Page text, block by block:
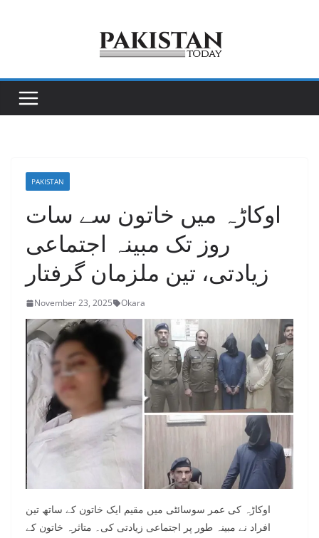
PAKISTAN
اوکاڑہ میں خاتون سے سات
روز تک مبینہ اجتماعی
زیادتی، تین ملزمان گرفتار
November 23, 2025 Okara
اوکاڑہ کی عمر سوسائٹی میں مقیم ایک خاتون کے ساتھ تین
افراد نے مبینہ طور پر اجتماعی زیادتی کی۔ متاثرہ خاتون کے